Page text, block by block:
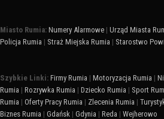
Miasto Rumia: Numery Alarmowe | Urząd Miasta
Policja Rumia | Straż Miejska Rumia | Starostwo
Szybkie Linki: Firmy Rumia | Motoryzacja Rumia |
Rumia | Rozrywka Rumia | Dziecko Rumia | Sport
Rumia | Oferty Pracy Rumia | Zlecenia Rumia |
Biznes Rumia | Gdańsk | Gdynia | Reda | Wejherowo